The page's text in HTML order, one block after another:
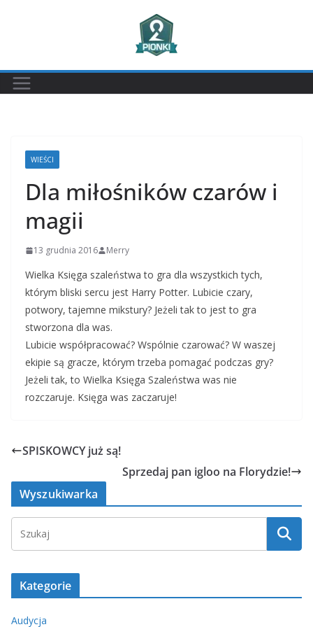
WIEŚCI
Dla miłośników czarów i
magii
13 grudnia 2016 Merry
Wielka Księga szaleństwa to gra dla wszystkich tych,
którym bliski sercu jest Harry Potter. Lubicie czary,
potwory, tajemne mikstury? Jeżeli tak to jest to gra
stworzona dla was.
Lubicie współpracować? Wspólnie czarować? W waszej
ekipie są gracze, którym trzeba pomagać podczas gry?
Jeżeli tak, to Wielka Księga Szaleństwa was nie
rozczaruje. Księga was zaczaruje!
SPISKOWCY już są!
Sprzedaj pan igloo na Florydzie!
Wyszukiwarka
Kategorie
Audycja